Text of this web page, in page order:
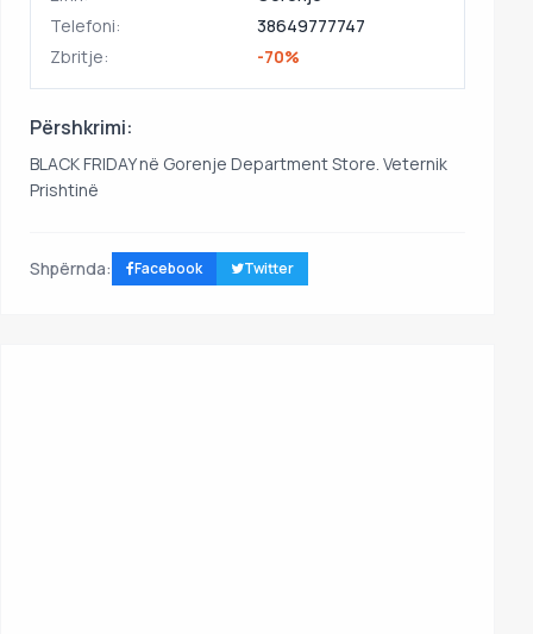
Telefoni:
38649777747
Zbritje:
-70%
Përshkrimi:
BLACK FRIDAY në Gorenje Department Store. Veternik
Prishtinë
Shpërnda: Facebook Twitter